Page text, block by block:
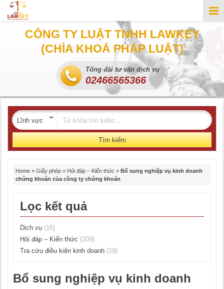
CÔNG TY LUẬT TNHH LAWKEY
(CHÌA KHOÁ PHÁP LUẬT)
Tổng đài tư vấn dịch vụ
02466565366
Tìm kiếm
Home » Giấy phép » Hỏi đáp – Kiến thức » Bổ sung nghiệp vụ kinh doanh
chứng khoán của công ty chứng khoán
Lọc kết quả
Dịch vụ (16)
Hỏi đáp – Kiến thức (209)
Tra cứu điều kiện kinh doanh (19)
Bổ sung nghiệp vụ kinh doanh